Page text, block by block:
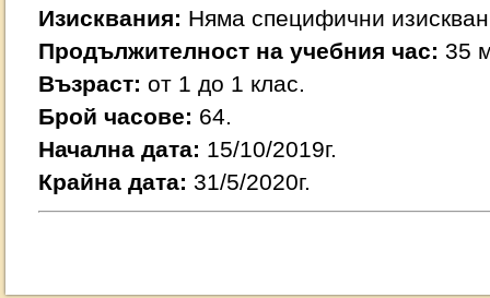
Изисквания: Няма специфични
Продължителност на учебния час: 35
Възраст: от 1 до 1 клас.
Брой часове: 64.
Начална дата: 15/10/2019г.
Крайна дата: 31/5/2020г.